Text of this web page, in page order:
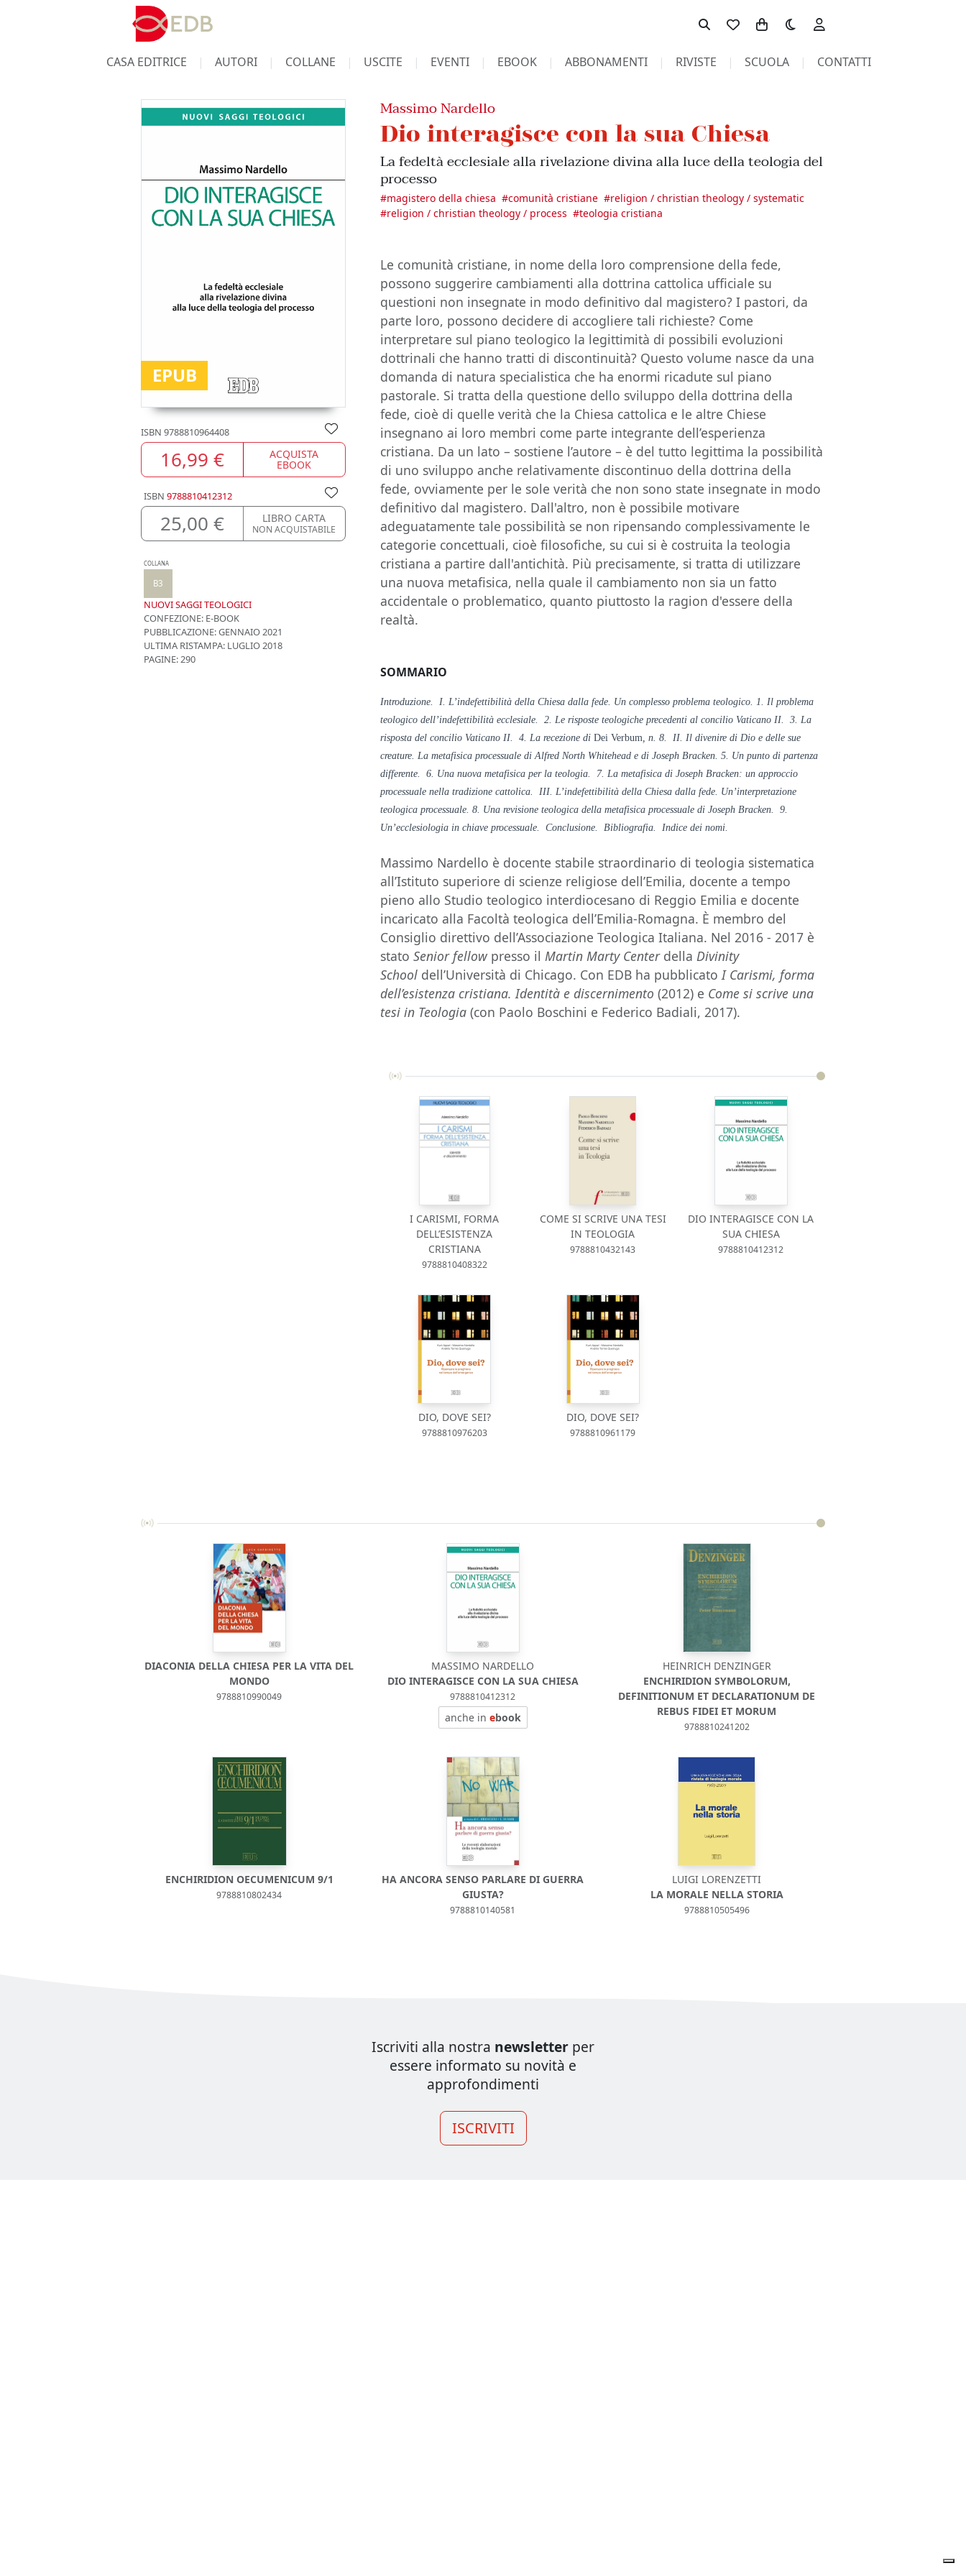
Toggle theme
CASA EDITRICE AUTORI COLLANE USCITE EVENTI EBOOK ABBONAMENTI RIVISTE SCUOLA CONTATTI
EPUB
ISBN 9788810964408
16,99 € ACQUISTA
EBOOK
ISBN 9788810412312
25,00 € LIBRO CARTA
NON ACQUISTABILE
COLLANA
B3
NUOVI SAGGI TEOLOGICI
CONFEZIONE: E-BOOK
PUBBLICAZIONE:GENNAIO 2021
ULTIMA RISTAMPA: LUGLIO 2018
PAGINE: 290
Massimo Nardello
Dio interagisce con la sua Chiesa
La fedeltà ecclesiale alla rivelazione divina alla luce della teologia del
processo
#magistero della chiesa #comunità cristiane #religion / christian theology / systematic
#religion / christian theology / process #teologia cristiana
Le comunità cristiane, in nome della loro comprensione della fede,
possono suggerire cambiamenti alla dottrina cattolica ufficiale su
questioni non insegnate in modo definitivo dal magistero? I pastori, da
parte loro, possono decidere di accogliere tali richieste? Come
interpretare sul piano teologico la legittimità di possibili evoluzioni
dottrinali che hanno tratti di discontinuità? Questo volume nasce da una
domanda di natura specialistica che ha enormi ricadute sul piano
pastorale. Si tratta della questione dello sviluppo della dottrina della
fede, cioè di quelle verità che la Chiesa cattolica e le altre Chiese
insegnano ai loro membri come parte integrante dell’esperienza
cristiana. Da un lato – sostiene l’autore – è del tutto legittima la possibilità
di uno sviluppo anche relativamente discontinuo della dottrina della
fede, ovviamente per le sole verità che non sono state insegnate in modo
definitivo dal magistero. Dall'altro, non è possibile motivare
adeguatamente tale possibilità se non ripensando complessivamente le
categorie concettuali, cioè filosofiche, su cui si è costruita la teologia
cristiana a partire dall'antichità. Più precisamente, si tratta di utilizzare
una nuova metafisica, nella quale il cambiamento non sia un fatto
accidentale o problematico, quanto piuttosto la ragion d'essere della
realtà.
SOMMARIO
Introduzione. I. L’indefettibilità della Chiesa dalla fede. Un complesso problema teologico. 1. Il problema
teologico dell’indefettibilità ecclesiale. 2. Le risposte teologiche precedenti al concilio Vaticano II. 3. La
risposta del concilio Vaticano II. 4. La recezione diDei Verbum, n. 8. II. Il divenire di Dio e delle sue
creature. La metafisica processuale di Alfred North Whitehead e di Joseph Bracken. 5. Un punto di partenza
differente. 6. Una nuova metafisica per la teologia. 7. La metafisica di Joseph Bracken: un approccio
processuale nella tradizione cattolica. III. L’indefettibilità della Chiesa dalla fede. Un’interpretazione
teologica processuale. 8. Una revisione teologica della metafisica processuale di Joseph Bracken. 9.
Un’ecclesiologia in chiave processuale. Conclusione. Bibliografia. Indice dei nomi.
Massimo Nardello è docente stabile straordinario di teologia sistematica
all’Istituto superiore di scienze religiose dell’Emilia, docente a tempo
pieno allo Studio teologico interdiocesano di Reggio Emilia e docente
incaricato alla Facoltà teologica dell’Emilia-Romagna. È membro del
Consiglio direttivo dell’Associazione Teologica Italiana. Nel 2016 - 2017 è
statoSenior fellowpresso ilMartin Marty CenterdellaDivinity
School dell’Università di Chicago. Con EDB ha pubblicatoI Carismi, forma
dell’esistenza cristiana. Identità e discernimento (2012) e Come si scrive una
tesi in Teologia (con Paolo Boschini e Federico Badiali, 2017).
I CARISMI, FORMA
DELL’ESISTENZA
CRISTIANA
9788810408322
COME SI SCRIVE UNA TESI
IN TEOLOGIA
9788810432143
DIO INTERAGISCE CON LA
SUA CHIESA
9788810412312
DIO, DOVE SEI?
9788810976203
DIO, DOVE SEI?
9788810961179
DIACONIA DELLA CHIESA PER LA VITA DEL
MONDO
9788810990049
MASSIMO NARDELLO
DIO INTERAGISCE CON LA SUA CHIESA
9788810412312
anche in ebook
HEINRICH DENZINGER
ENCHIRIDION SYMBOLORUM,
DEFINITIONUM ET DECLARATIONUM DE
REBUS FIDEI ET MORUM
9788810241202
ENCHIRIDION OECUMENICUM 9/1
9788810802434
HA ANCORA SENSO PARLARE DI GUERRA
GIUSTA?
9788810140581
LUIGI LORENZETTI
LA MORALE NELLA STORIA
9788810505496
Iscriviti alla nostra newsletter per
essere informato su novità e
approfondimenti
ISCRIVITI